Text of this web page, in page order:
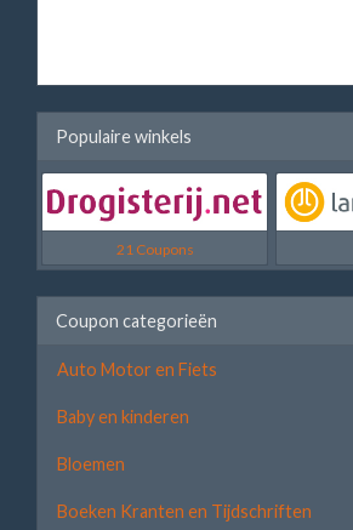
Populaire winkels
21 Coupons
Coupon categorieën
Auto Motor en Fiets
Baby en kinderen
Bloemen
Boeken Kranten en Tijdschriften